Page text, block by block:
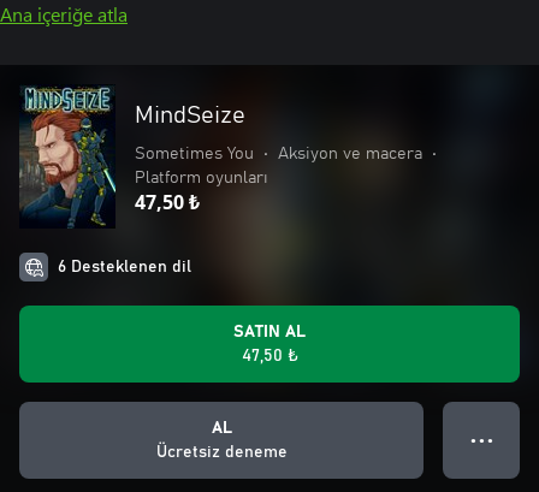
Ana içeriğe atla
MindSeize
Sometimes You • Aksiyon ve macera
•
Platform oyunları
47,50 ₺
6 Desteklenen dil
SATIN AL
47,50 ₺
AL
Ücretsiz deneme
● ● ●